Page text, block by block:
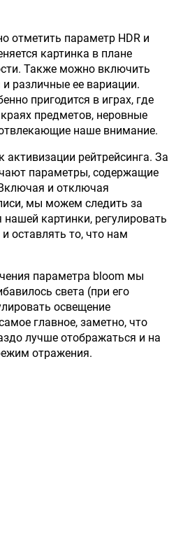
отметить параметр HDR и
картинка в плане
Также можно включить
различные ее вариации.
пригодится в играх, где
предметов, неровные
наше внимание.
активизации рейтрейсинга. За
параметры, содержащие
и отключая
мы можем следить за
картинки, регулировать
оставлять то, что нам
параметра bloom мы
света (при его
освещение
главное, заметно, что
лучше отображаться и на
отражения.